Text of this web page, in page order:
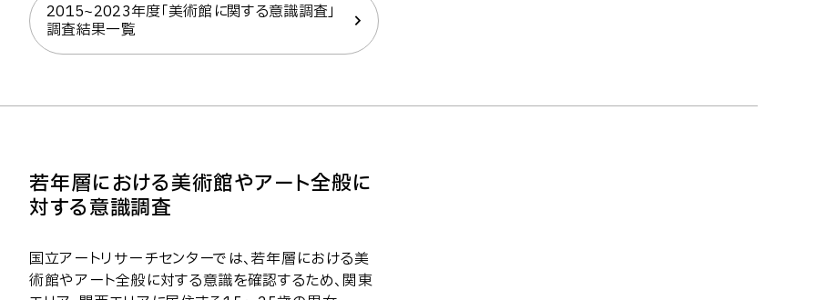
2015~2023年度「美術館に関する意識調査」
調査結果一覧
若年層における美術館やアート全般に
対する意識調査
国立アートリサーチセンターでは、若年層における美
術館やアート全般に対する意識を確認するため、関東